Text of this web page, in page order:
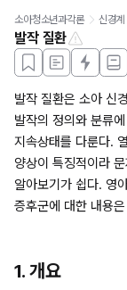
소아청소년과각론 신경계
발작 질환
발작 질환은 소아 신
발작의 정의와 분류
지속상태를 다룬다.
양상이 특징적이라
알아보기가 쉽다. 영
증후군에 대한 내용은
1. 개요